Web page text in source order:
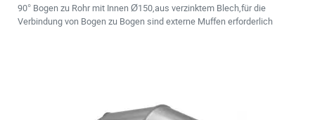
90° Bogen zu Rohr mit Innen Ø150,aus verzinktem Blech,für die
Verbindung von Bogen zu Bogen sind externe Muffen erforderlich